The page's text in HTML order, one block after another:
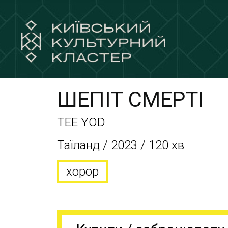
ШЕПІТ СМЕРТІ
TEE YOD
Таїланд / 2023 / 120 хв
хорор